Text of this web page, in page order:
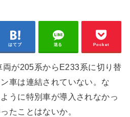
はてブ 送る Pocket
が205系からE233系に切り替
車は連結されていない。な
うに特別車が導入されなかっ
たことはないか。